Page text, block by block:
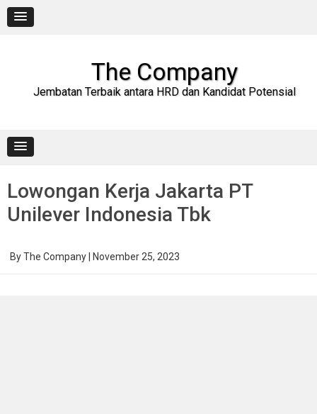
content
The Company
Jembatan Terbaik antara HRD dan Kandidat Potensial
Lowongan Kerja Jakarta PT
Unilever Indonesia Tbk
ByThe Company November 25, 2023